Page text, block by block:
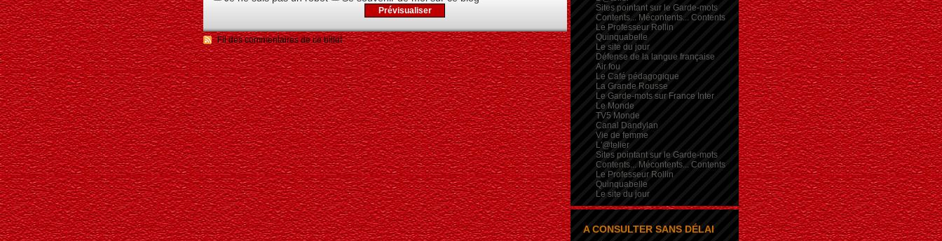
Fil des commentaires de ce billet
Sites pointant sur le Garde-mots
Contents... Mécontents... Contents
Le Professeur Rollin
Quinquabelle
Le site du jour
Défense de la langue française
Air fou
Le Café pédagogique
La Grande Rousse
Le Garde-mots sur France Inter
Le Monde
TV5 Monde
Canal Dandylan
Vie de femme
L'@telier
Sites pointant sur le Garde-mots
Contents... Mécontents... Contents
Le Professeur Rollin
Quinquabelle
Le site du jour
A CONSULTER SANS DÉLAI